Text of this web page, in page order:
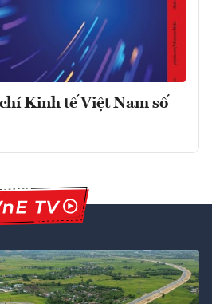
Kinh tế Việt Nam số